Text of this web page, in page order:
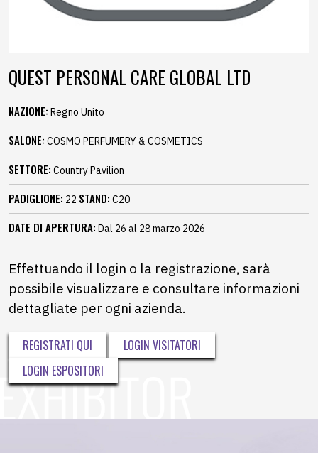
QUEST PERSONAL CARE GLOBAL LTD
NAZIONE: Regno Unito
SALONE: COSMO PERFUMERY & COSMETICS
SETTORE: Country Pavilion
PADIGLIONE: 22 STAND: C20
DATE DI APERTURA: Dal 26 al 28 marzo 2026
Effettuando il login o la registrazione, sarà
possibile visualizzare e consultare informazioni
dettagliate per ogni azienda.
REGISTRATI QUI
LOGIN VISITATORI
LOGIN ESPOSITORI